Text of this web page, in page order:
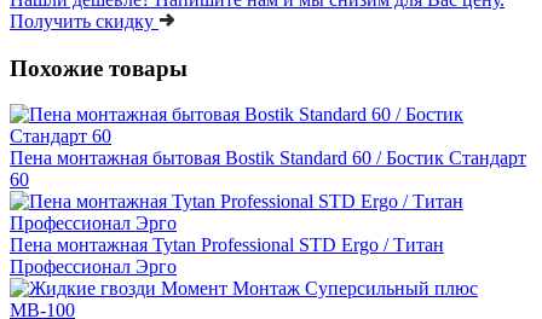
Получить скидку
Похожие товары
Пена монтажная бытовая Bostik Standard 60 / Бостик Стандарт
60
Пена монтажная Tytan Professional STD Ergo / Титан
Профессионал Эрго